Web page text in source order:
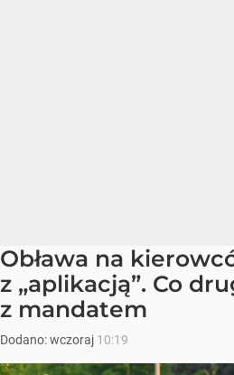
Obława na
z „aplikacją”. Co
z mandatem
Dodano:wczoraj 10:19